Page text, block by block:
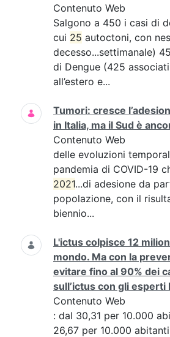
Contenuto Web
Salgono a 450 i casi di
cui 25 autoctoni, con
decesso...settimanale)
di Dengue (425
all’estero e...
Tumori: cresce
in Italia, ma il Sud è
Contenuto Web
delle evoluzioni
pandemia di COVID-19
2021...di adesione da
popolazione, con il
biennio...
L'ictus colpisce 12
mondo. Ma con la
evitare fino al 90% dei
sull’ictus con gli esperti
Contenuto Web
: dal 30,31 per 10.000
26,67 per 10.000